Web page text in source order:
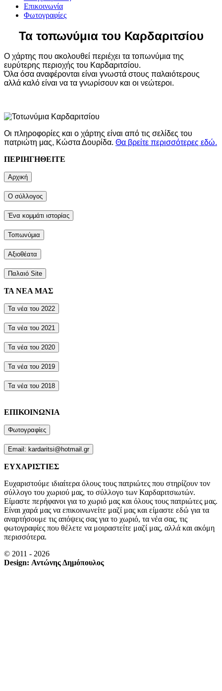
Επικοινωνία
Φωτογραφίες
Τα τοπωνύμια του Καρδαριτσίου
Ο χάρτης που ακολουθεί περιέχει τα τοπωνύμια της
ευρύτερης περιοχής του Καρδαριτσίου.
Όλα όσα αναφέρονται είναι γνωστά στους παλαιότερους
αλλά καλό είναι να τα γνωρίσουν και οι νεώτεροι.
Οι πληροφορίες και ο χάρτης είναι από τις σελίδες του
πατριώτη μας, Κώστα Δουρίδα. Θα βρείτε περισσότερες εδώ.
ΠΕΡΙΗΓΗΘΕΙΤΕ
Αρχική
Ο σύλλογος
Ένα κομμάτι ιστορίας
Τοπωνύμια
Αξιοθέατα
Παλαιό Site
ΤΑ ΝΕΑ ΜΑΣ
Τα νέα του 2022
Τα νέα του 2021
Τα νέα του 2020
Τα νέα του 2019
Τα νέα του 2018
ΕΠΙΚΟΙΝΩΝΙΑ
Φωτογραφίες
Email: kardaritsi@hotmail.gr
ΕΥΧΑΡΙΣΤΙΕΣ
Ευχαριστούμε ιδιαίτερα όλους τους πατριώτες που στηρίζουν τον
σύλλογο του χωριού μας, το σύλλογο των Καρδαριτσιωτών.
Είμαστε περήφανοι για το χωριό μας και όλους τους πατριώτες μας.
Είναι χαρά μας να επικοινωνείτε μαζί μας και είμαστε εδώ για τα
αναρτήσουμε τις απόψεις σας για το χωριό, τα νέα σας, τις
φωτογραφίες που θέλετε να μοιραστείτε μαζί μας, αλλά και ακόμη
περισσότερα.
© 2011 - 2026
Design: Αντώνης Δημόπουλος